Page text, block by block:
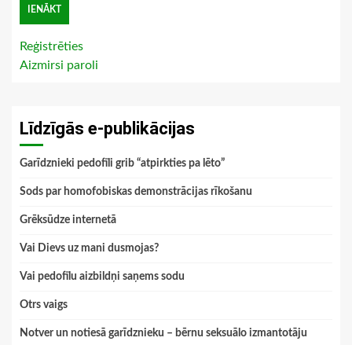
Reģistrēties
Aizmirsi paroli
Līdzīgās e-publikācijas
Garīdznieki pedofīli grib “atpirkties pa lēto”
Sods par homofobiskas demonstrācijas rīkošanu
Grēksūdze internetā
Vai Dievs uz mani dusmojas?
Vai pedofīlu aizbildņi saņems sodu
Otrs vaigs
Notver un notiesā garīdznieku – bērnu seksuālo izmantotāju